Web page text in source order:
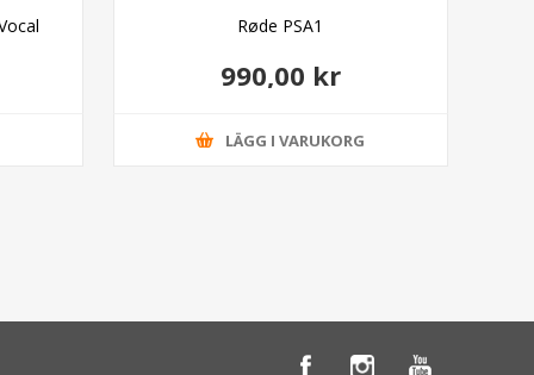
Røde PSA1
990,00 kr
LÄGG I VARUKORG